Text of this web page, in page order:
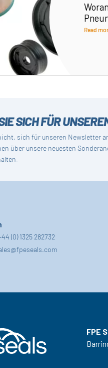
Read
SICH FÜR
sich für unseren Newsletter
über unsere neuesten
(0) 1325 282732
FPE